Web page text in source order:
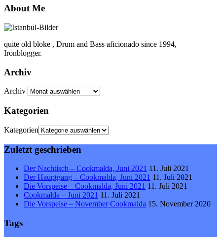
About Me
quite old bloke , Drum and Bass aficionado since 1994,
Ironblogger.
Archiv
Archiv
Kategorien
Kategorien
Zuletzt geschrieben
Der Nachtisch – Cookmalda, Juni 2021 11. Juli 2021
Der Hauptgang – Cookmalda, Juni 2021 11. Juli 2021
Die Vorspeise – Cookmalda, Juni 2021 11. Juli 2021
Cookmalda – Juni 2021 11. Juli 2021
Die Vorspeise – November Cookmalda 15. November 2020
Tags